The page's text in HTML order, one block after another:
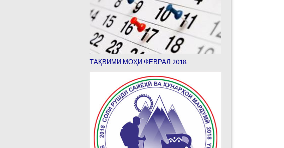
ТАҚВИМИ МОҲИ ФЕВРАЛ 2018